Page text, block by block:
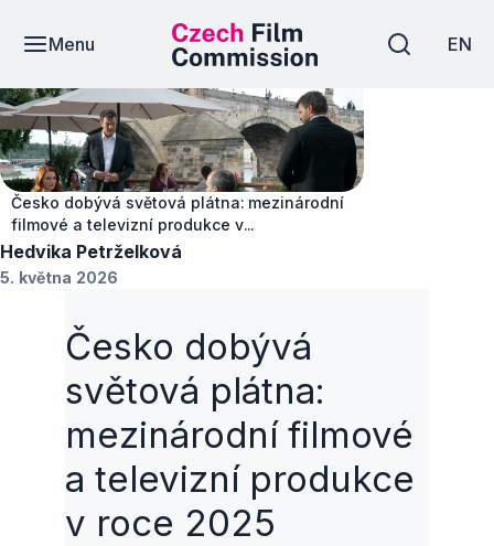
Menu EN
Novinky
Česko dobývá světová plátna: mezinárodní
filmové a televizní produkce v...
Hedvika Petrželková
5. května 2026
Česko dobývá
světová plátna:
mezinárodní filmové
a televizní produkce
v roce 2025